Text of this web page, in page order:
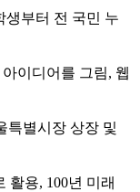
부터 전 국민 누
이디어를 그림, 웹
특별시장 상장 및
활용, 100년 미래